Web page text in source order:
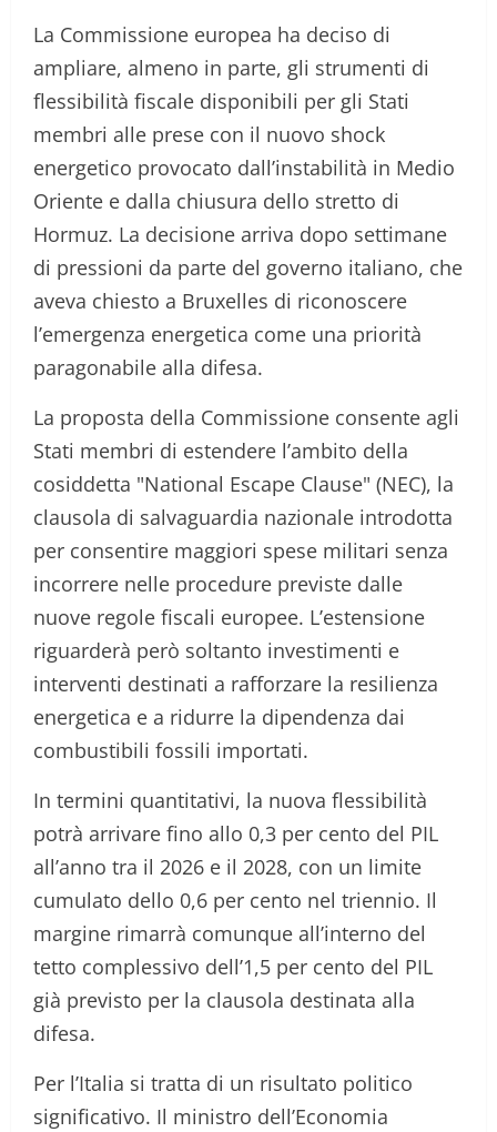
La Commissione europea ha deciso di
ampliare, almeno in parte, gli strumenti di
flessibilità fiscale disponibili per gli Stati
membri alle prese con il nuovo shock
energetico provocato dall’instabilità in Medio
Oriente e dalla chiusura dello stretto di
Hormuz. La decisione arriva dopo settimane
di pressioni da parte del governo italiano, che
aveva chiesto a Bruxelles di riconoscere
l’emergenza energetica come una priorità
paragonabile alla difesa.
La proposta della Commissione consente agli
Stati membri di estendere l’ambito della
cosiddetta "National Escape Clause" (NEC), la
clausola di salvaguardia nazionale introdotta
per consentire maggiori spese militari senza
incorrere nelle procedure previste dalle
nuove regole fiscali europee. L’estensione
riguarderà però soltanto investimenti e
interventi destinati a rafforzare la resilienza
energetica e a ridurre la dipendenza dai
combustibili fossili importati.
In termini quantitativi, la nuova flessibilità
potrà arrivare fino allo 0,3 per cento del PIL
all’anno tra il 2026 e il 2028, con un limite
cumulato dello 0,6 per cento nel triennio. Il
margine rimarrà comunque all’interno del
tetto complessivo dell’1,5 per cento del PIL
già previsto per la clausola destinata alla
difesa.
Per l’Italia si tratta di un risultato politico
significativo. Il ministro dell’Economia